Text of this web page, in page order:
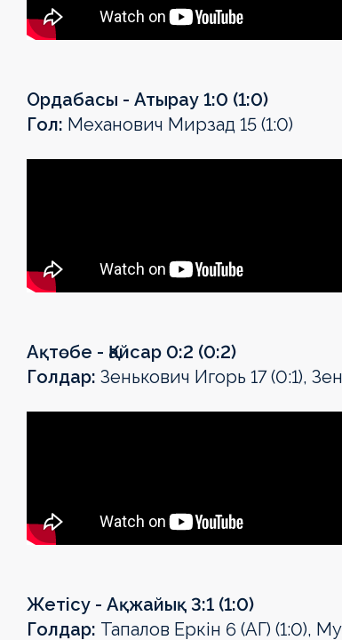
Ордабасы - Атырау 1:0 (1:0)
Гол: Механович Мирзад 15 (1:0)
Ақтөбе - Қайсар 0:2 (0:2)
Голдар: Зенькович Игорь 17 (0:1),
Жетісу - Ақжайық 3:1 (1:0)
Голдар: Тапалов Еркін 6 (АГ) (1:0),